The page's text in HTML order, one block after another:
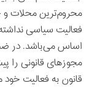
محروم‌ترین محلات و
فعالیت سیاسی
اساس می‌باشد. در
مجوزهای قانونی را
قانون به فعالیت خود